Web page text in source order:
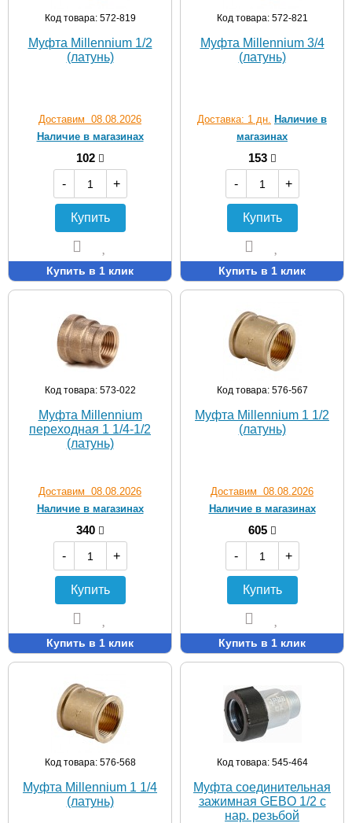
Код товара: 572-819
Муфта Millennium 1/2
(латунь)
Доставим 08.08.2026
Наличие в магазинах
102
-
+
Купить
Купить в 1 клик
Код товара: 572-821
Муфта Millennium 3/4
(латунь)
Доставка: 1 дн. Наличие в
магазинах
153
-
+
Купить
Купить в 1 клик
Код товара: 573-022
Муфта Мillennium
переходная 1 1/4-1/2
(латунь)
Доставим 08.08.2026
Наличие в магазинах
340
-
+
Купить
Купить в 1 клик
Код товара: 576-567
Муфта Millennium 1 1/2
(латунь)
Доставим 08.08.2026
Наличие в магазинах
605
-
+
Купить
Купить в 1 клик
Код товара: 576-568
Муфта Millennium 1 1/4
(латунь)
Код товара: 545-464
Муфта соединительная
зажимная GEBO 1/2 с
нар. резьбой